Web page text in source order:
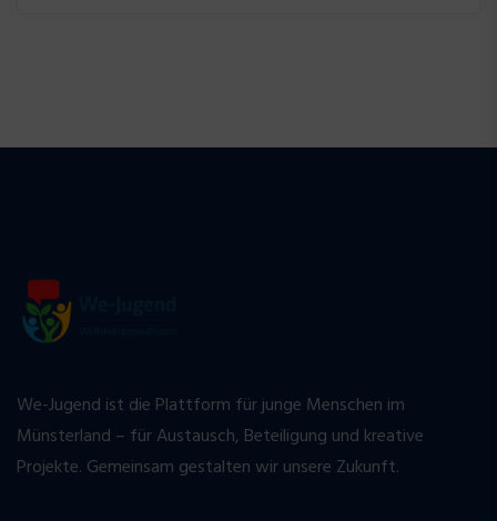
We-Jugend ist die Plattform für junge Menschen im
Münsterland – für Austausch, Beteiligung und kreative
Projekte. Gemeinsam gestalten wir unsere Zukunft.